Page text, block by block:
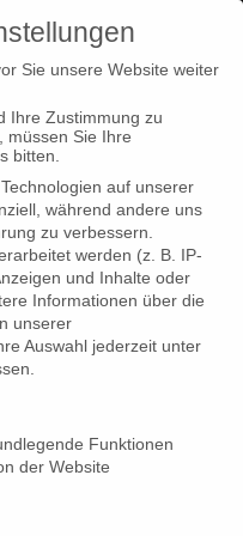
“Die Lithium Revolution”
gewinnt
Preis
“Die Lithium-
Medien-Preis 2013
Sie unsere Website weiter
Ihre Zustimmung zu
müssen Sie Ihre
bitten.
auf unserer
während andere uns
zu verbessern.
werden (z. B. IP-
und Inhalte oder
Informationen über die
unserer
Auswahl jederzeit unter
Funktionen
der Website